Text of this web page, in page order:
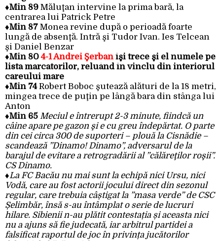
♦Min 89 Măluţan intervine la prima bară, la
centrarea lui Patrick Petre
♦Min 87 Monea revine după o perioadă foarte
lungă de absenţă. Intră şi Tudor Ivan. Ies Telcean
şi Daniel Benzar
♦Min 80 4-1 Andrei Şerban îşi trece şi el numele pe
lista marcatorilor, reluând în vinclu din interiorul
careului mare
♦Min 74Robert Boboc şutează alături de la 18 metri,
mingea trece de puţin pe lângă bara din stânga lui
Anton
♦Min 65 Meciul e întrerupt 2-3 minute, fiindcă un
câine apare pe gazon şi e cu greu îndepărtat. O parte
din cei circa 300 de suporteri – plouă la Cisnădie –
scandează ”Dinamo! Dinamo”, adversarul de la
barajul de evitare a retrogradării al ”călăreţilor roşii”.
CS Dinamo.
♦La FC Bacău nu mai sunt la echipă nici Ursu, nici
Vodă, care au fost actorii jocului direct din sezonul
regular, care trebuia câștigat la ”masa verde” de CSC
Șelimbăr, însă s-au întâmplat o serie de lucruri
hilare. Sibienii n-au plătit contestația și aceasta nici
nu a ajuns să fie judecată, iar arbitrul partidei a
falsificat raportul de joc în privința jucătorilor